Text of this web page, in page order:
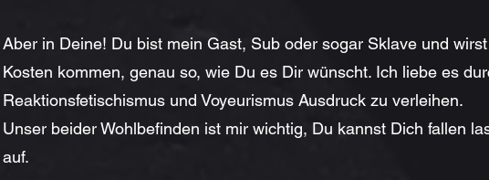
Aber in Deine! Du bist mein Gast, Sub oder sogar Sklave und
Kosten kommen, genau so, wie Du es Dir wünscht. Ich liebe es
Reaktionsfetischismus und Voyeurismus Ausdruck zu verleihen.
Unser beider Wohlbefinden ist mir wichtig, Du kannst Dich fallen
auf.